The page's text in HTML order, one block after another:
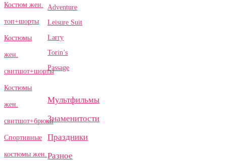
Костюм жен.
топ+шорты
Костюмы
жен.
свитшот+шорты
Костюмы
жен.
свитшот+брюки
Спортивные
костюмы жен.
Adventure
Leisure Suit
Larry
Torin’s
Passage
Мультфильмы
Знаменитости
Праздники
Разное